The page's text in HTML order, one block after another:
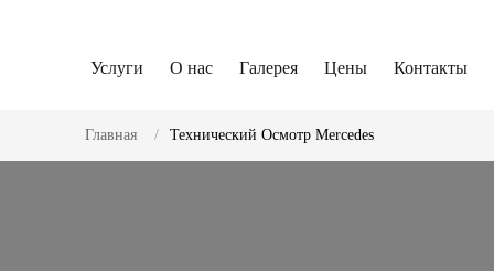
Услуги О нас Галерея Цены Контакты
Главная Технический Осмотр Mercedes